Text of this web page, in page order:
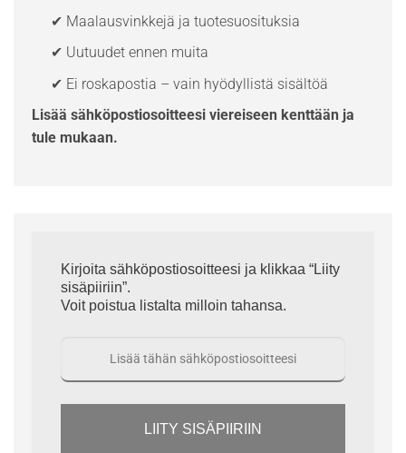
✔ Maalausvinkkejä ja tuotesuosituksia
✔ Uutuudet ennen muita
✔ Ei roskapostia – vain hyödyllistä sisältöä
Lisää sähköpostiosoitteesi viereiseen kenttään ja
tule mukaan.
Kirjoita sähköpostiosoitteesi ja klikkaa “Liity
sisäpiiriin”.
Voit poistua listalta milloin tahansa.
LIITY SISÄPIIRIIN